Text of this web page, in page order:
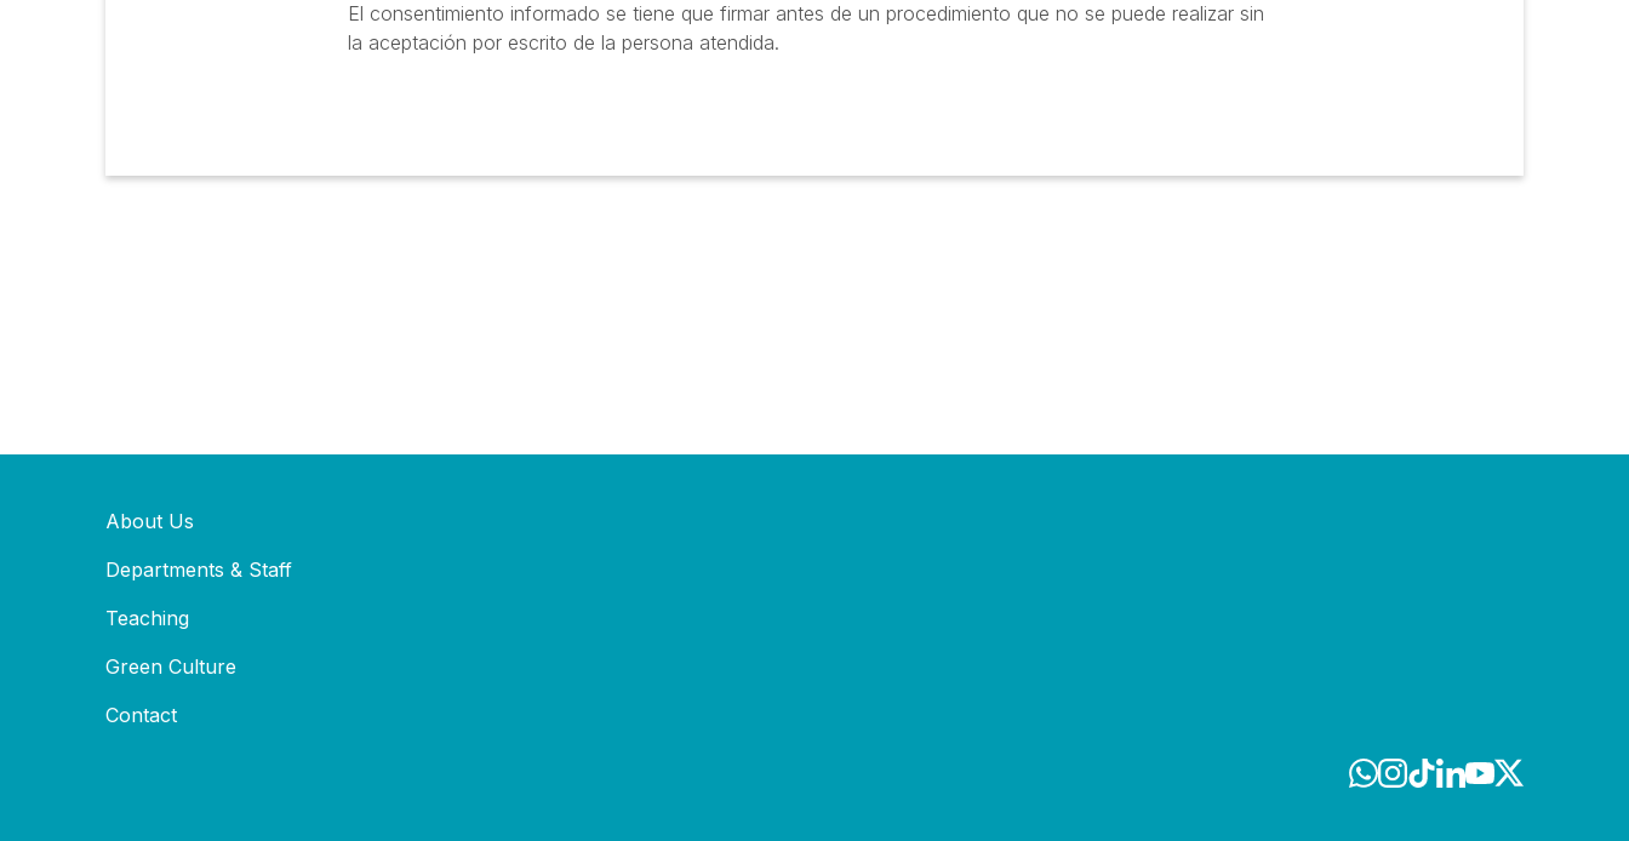
El consentimiento informado se tiene que firmar antes de un procedimiento que no se puede realizar sin
la aceptación por escrito de la persona atendida.
About Us
Departments & Staff
Teaching
Green Culture
Contact